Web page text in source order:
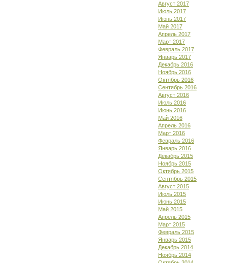
Август 2017
Июль 2017
Июнь 2017
Май 2017
Апрель 2017
Март 2017
Февраль 2017
Январь 2017
Декабрь 2016
Ноябрь 2016
Октябрь 2016
Сентябрь 2016
Август 2016
Июль 2016
Июнь 2016
Май 2016
Апрель 2016
Март 2016
Февраль 2016
Январь 2016
Декабрь 2015
Ноябрь 2015
Октябрь 2015
Сентябрь 2015
Август 2015
Июль 2015
Июнь 2015
Май 2015
Апрель 2015
Март 2015
Февраль 2015
Январь 2015
Декабрь 2014
Ноябрь 2014